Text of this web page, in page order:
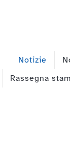
Skip to main
Notizie
Rassegna